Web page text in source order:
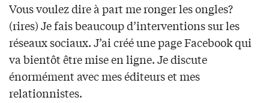
Vous voulez dire à part me ronger les ongles?
(rires) Je fais beaucoup d’interventions sur les
réseaux sociaux. J’ai créé une page Facebook qui
va bientôt être mise en ligne. Je discute
énormément avec mes éditeurs et mes
relationnistes.